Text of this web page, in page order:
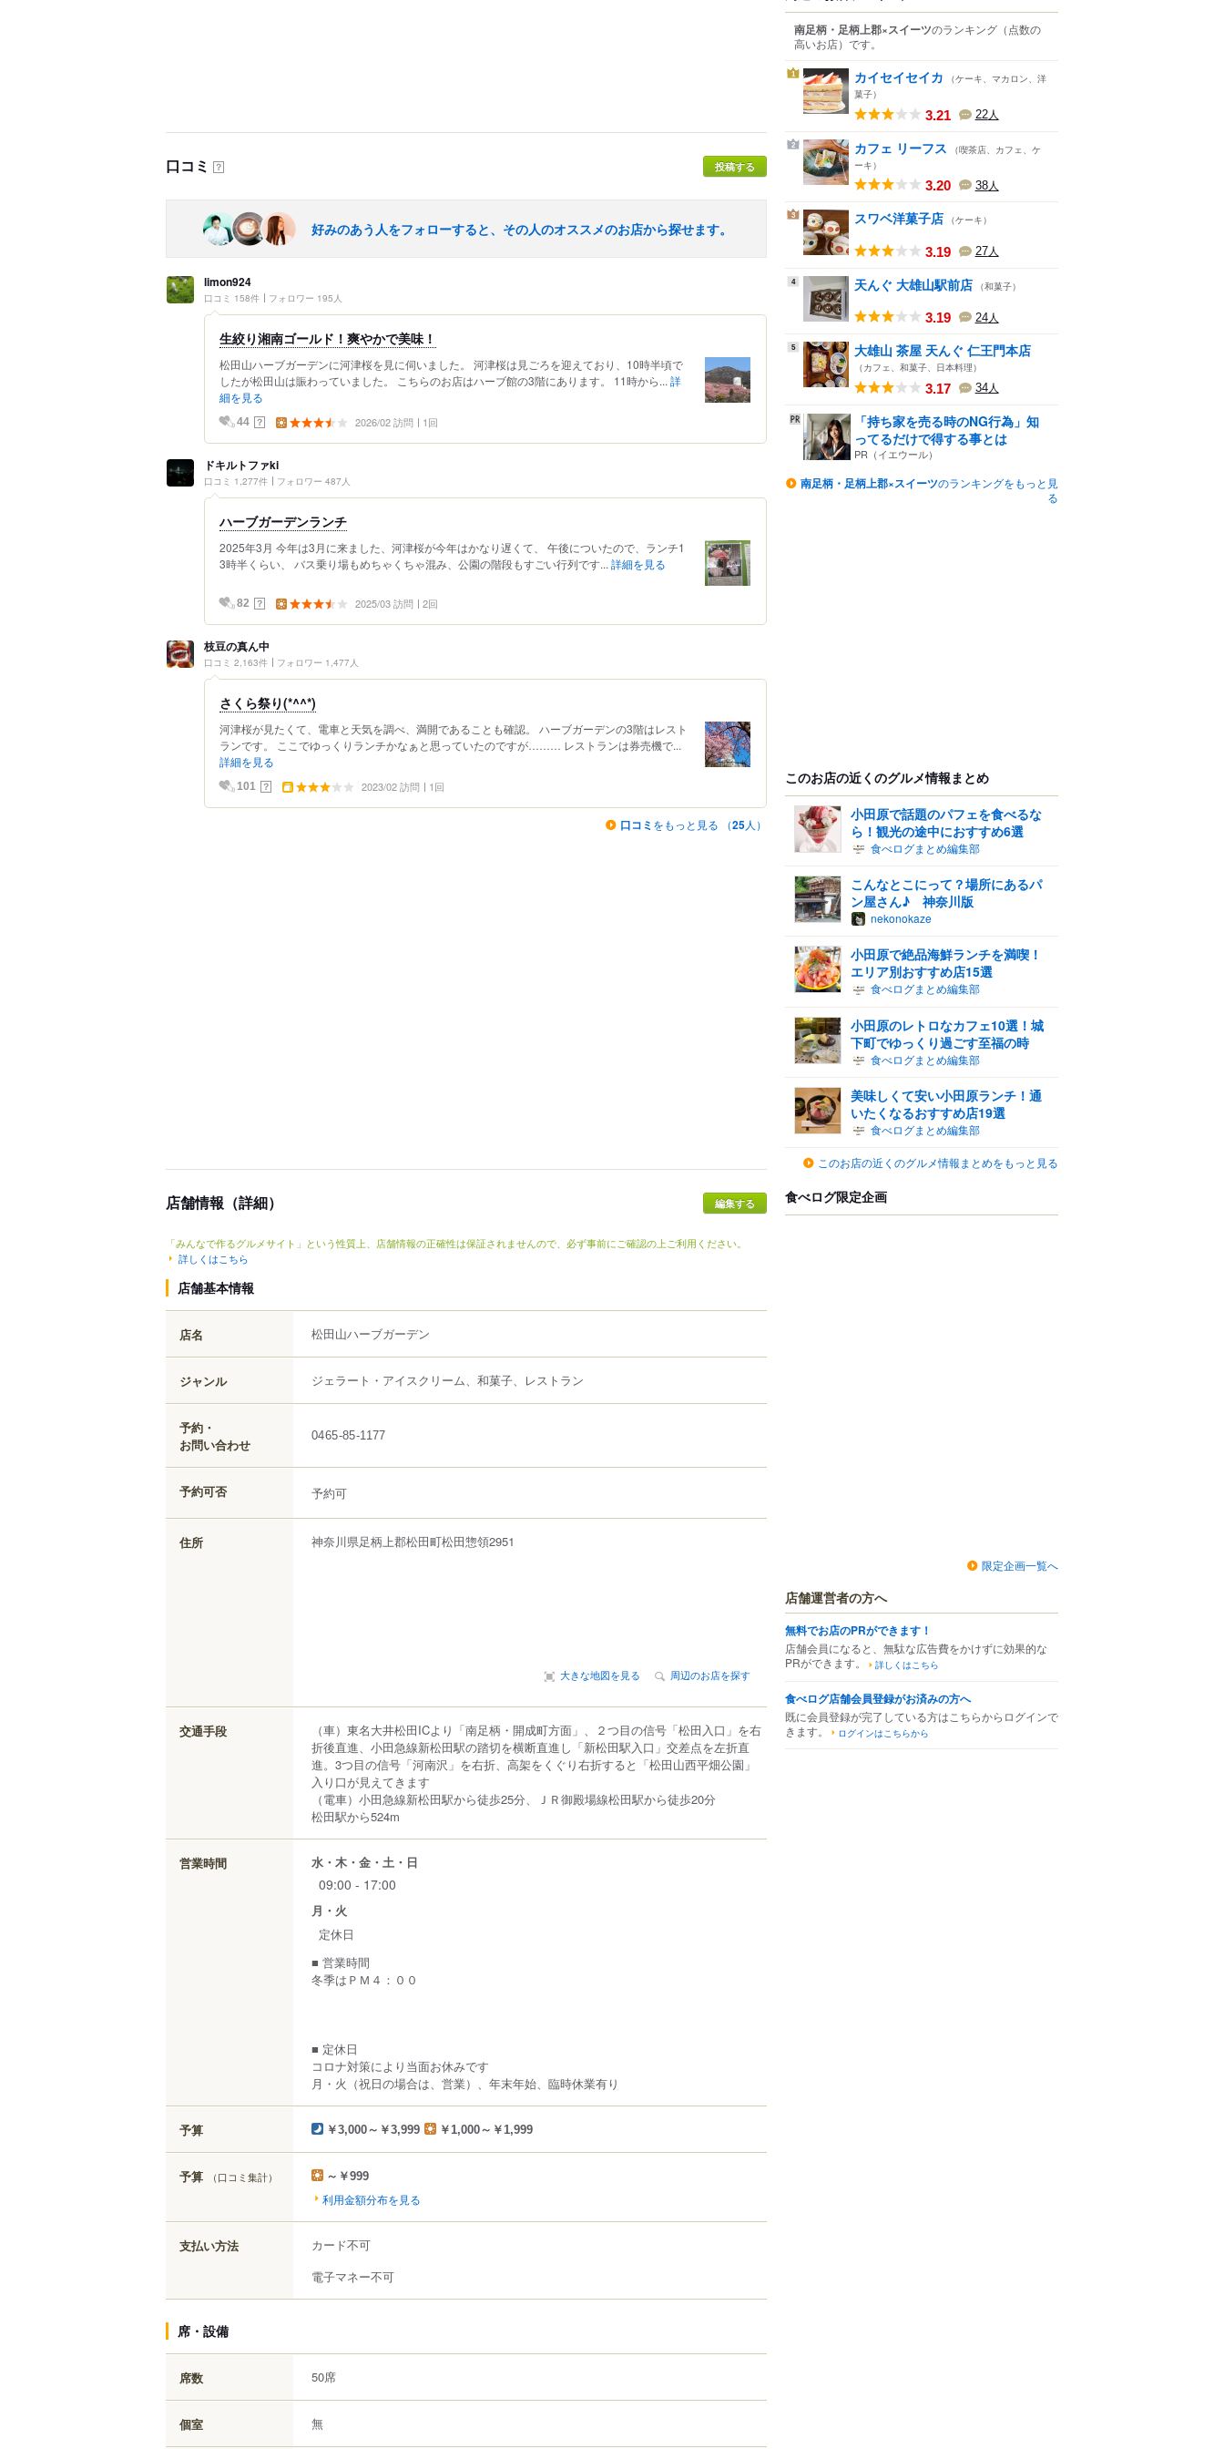
口コミ ？ 投稿する
好みのあう人をフォローすると、その人のオススメのお店から探せます。
limon924
口コミ 158件 フォロワー 195人
生絞り湘南ゴールド！爽やかで美味！
松田山ハーブガーデンに河津桜を見に伺いました。 河津桜は見ごろを迎えており、10時半頃で
したが松田山は賑わっていました。 こちらのお店はハーブ館の3階にあります。 11時から... 詳
細を見る
44 ？ 2026/02 訪問 1回
ドキルトファki
口コミ 1,277件 フォロワー 487人
ハーブガーデンランチ
2025年3月 今年は3月に来ました、河津桜が今年はかなり遅くて、 午後についたので、ランチ1
3時半くらい、 バス乗り場もめちゃくちゃ混み、公園の階段もすごい行列です... 詳細を見る
82 ？ 2025/03 訪問 2回
枝豆の真ん中
口コミ 2,163件 フォロワー 1,477人
さくら祭り(*^^*)
河津桜が見たくて、電車と天気を調べ、満開であることも確認。 ハーブガーデンの3階はレスト
ランです。 ここでゆっくりランチかなぁと思っていたのですが……… レストランは券売機で...
詳細を見る
101 ？ 2023/02 訪問 1回
口コミ をもっと見る （25人）
店舗情報（詳細） 編集する
「みんなで作るグルメサイト」という性質上、店舗情報の正確性は保証されませんので、必ず事前にご確認の上ご利用ください。
詳しくはこちら
店舗基本情報
店名 松田山ハーブガーデン
ジャンル ジェラート・アイスクリーム、和菓子、レストラン
予約・
お問い合わせ
0465-85-1177
予約可否 予約可
住所 神奈川県足柄上郡松田町松田惣領2951
大きな地図を見る 周辺のお店を探す
交通手段
（車）東名大井松田ICより「南足柄・開成町方面」、２つ目の信号「松田入口」を右
折後直進、小田急線新松田駅の踏切を横断直進し「新松田駅入口」交差点を左折直
進。3つ目の信号「河南沢」を右折、高架をくぐり右折すると「松田山西平畑公園」
入り口が見えてきます
（電車）小田急線新松田駅から徒歩25分、ＪＲ御殿場線松田駅から徒歩20分
松田駅から524m
営業時間 水・木・金・土・日
09:00 - 17:00
月・火
定休日
■ 営業時間
冬季はＰＭ４：００
■ 定休日
コロナ対策により当面お休みです
月・火（祝日の場合は、営業）、年末年始、臨時休業有り
予算 ￥3,000～￥3,999 ￥1,000～￥1,999
予算 （口コミ集計） ～￥999
利用金額分布を見る
支払い方法
カード不可
電子マネー不可
席・設備
席数 50席
個室 無
南足柄・足柄上郡×スイーツのランキング （点数の
高いお店） です。
1 カイセイセイカ
（ケーキ、マカロン、洋
菓子）
3.21 22人
2 カフェ リーフス
（喫茶店、カフェ、ケ
ーキ）
3.20 38人
3 スワベ洋菓子店 （ケーキ）
3.19 27人
4 天んぐ 大雄山駅前店 （和菓子）
3.19 24人
5 大雄山 茶屋 天んぐ 仁王門本店
（カフェ、和菓子、日本料理）
3.17 34人
「持ち家を売る時のNG行為」知
ってるだけで得する事とは
PR（イエウール）
南足柄・足柄上郡×スイーツのランキングをもっと見
る
このお店の近くのグルメ情報まとめ
小田原で話題のパフェを食べるな
ら！観光の途中におすすめ6選
食べログまとめ編集部
こんなとこにって？場所にあるパ
ン屋さん♪ 神奈川版
nekonokaze
小田原で絶品海鮮ランチを満喫！
エリア別おすすめ店15選
食べログまとめ編集部
小田原のレトロなカフェ10選！城
下町でゆっくり過ごす至福の時
食べログまとめ編集部
美味しくて安い小田原ランチ！通
いたくなるおすすめ店19選
食べログまとめ編集部
このお店の近くのグルメ情報まとめをもっと見る
食べログ限定企画
限定企画一覧へ
店舗運営者の方へ
無料でお店のPRができます！
店舗会員になると、無駄な広告費をかけずに効果的な
PRができます。
詳しくはこちら
食べログ店舗会員登録がお済みの方へ
既に会員登録が完了している方はこちらからログインで
きます。
ログインはこちらから